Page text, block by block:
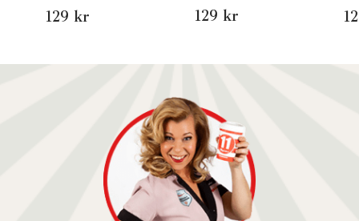
129 kr 129 kr